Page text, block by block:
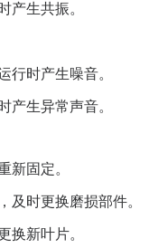
产生共振。
行时产生噪音。
产生异常声音。
新固定。
及时更换磨损部件。
换新叶片。